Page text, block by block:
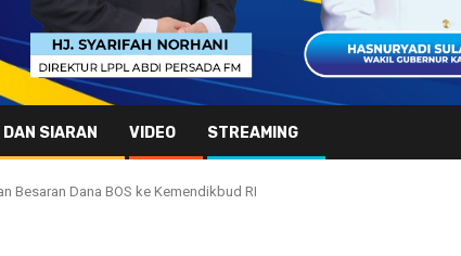
SIARAN VIDEO STREAMING
Besaran Dana BOS ke Kemendikbud RI